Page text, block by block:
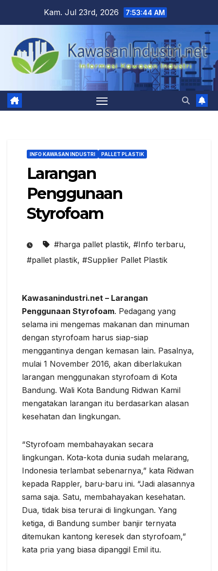
content
Kam. Jul 23rd, 2026 7:53:45 AM
INFO KAWASAN INDUSTRI PALLET PLASTIK
Larangan
Penggunaan
Styrofoam
#harga pallet plastik, #Info terbaru,
#pallet plastik, #Supplier Pallet Plastik
Kawasanindustri.net – Larangan
Penggunaan Styrofoam. Pedagang yang
selama ini mengemas makanan dan minuman
dengan styrofoam harus siap-siap
menggantinya dengan kemasan lain. Pasalnya,
mulai 1 November 2016, akan diberlakukan
larangan menggunakan styrofoam di Kota
Bandung. Wali Kota Bandung Ridwan Kamil
mengatakan larangan itu berdasarkan alasan
kesehatan dan lingkungan.
“Styrofoam membahayakan secara
lingkungan. Kota-kota dunia sudah melarang,
Indonesia terlambat sebenarnya,” kata Ridwan
kepada Rappler, baru-baru ini. “Jadi alasannya
sama saja. Satu, membahayakan kesehatan.
Dua, tidak bisa terurai di lingkungan. Yang
ketiga, di Bandung sumber banjir ternyata
ditemukan kantong keresek dan styrofoam,”
kata pria yang biasa dipanggil Emil itu.